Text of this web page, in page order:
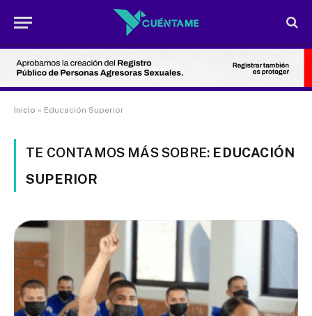
Inicio » Educación Superior
TE CONTAMOS MÁS SOBRE: EDUCACIÓN
SUPERIOR